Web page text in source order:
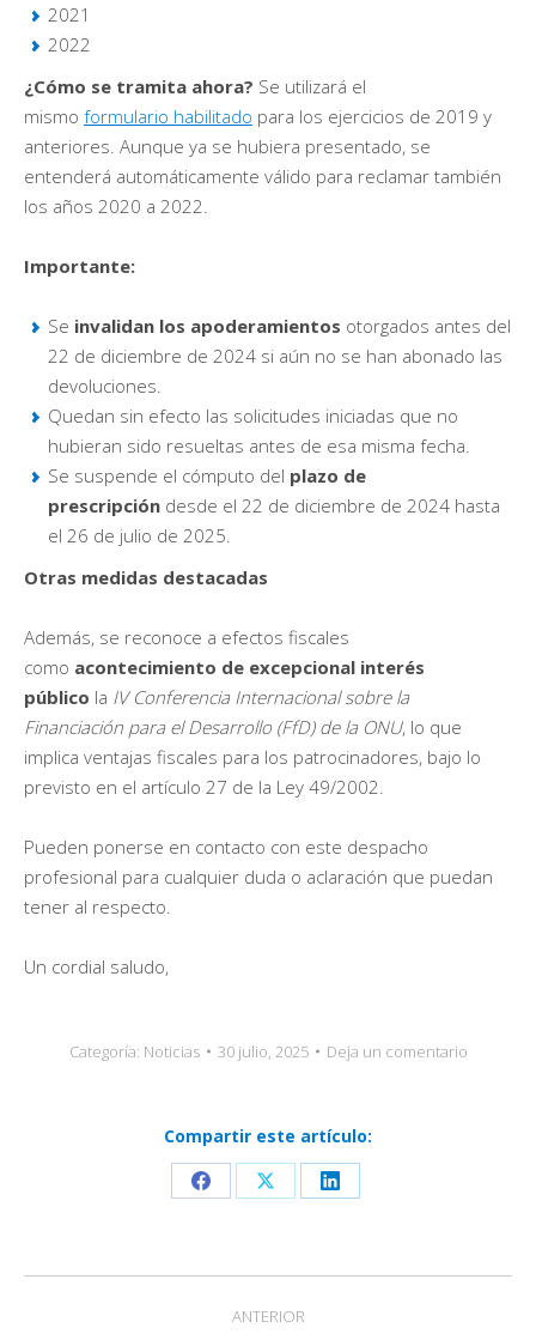
2021
2022
¿Cómo se tramita ahora? Se utilizará el
mismo formulario habilitado para los ejercicios de 2019 y
anteriores. Aunque ya se hubiera presentado, se
entenderá automáticamente válido para reclamar también
los años 2020 a 2022.
Importante:
Se invalidan los apoderamientos otorgados antes del
22 de diciembre de 2024 si aún no se han abonado las
devoluciones.
Quedan sin efecto las solicitudes iniciadas que no
hubieran sido resueltas antes de esa misma fecha.
Se suspende el cómputo del plazo de
prescripción desde el 22 de diciembre de 2024 hasta
el 26 de julio de 2025.
Otras medidas destacadas
Además, se reconoce a efectos fiscales
como acontecimiento de excepcional interés
público la IV Conferencia Internacional sobre la
Financiación para el Desarrollo (FfD) de la ONU, lo que
implica ventajas fiscales para los patrocinadores, bajo lo
previsto en el artículo 27 de la Ley 49/2002.
Pueden ponerse en contacto con este despacho
profesional para cualquier duda o aclaración que puedan
tener al respecto.
Un cordial saludo,
Categoría: Noticias 30 julio, 2025 Deja un comentario
Compartir este artículo:
Share
Facebook
Share
X
Share
LinkedIn
ANTERIOR